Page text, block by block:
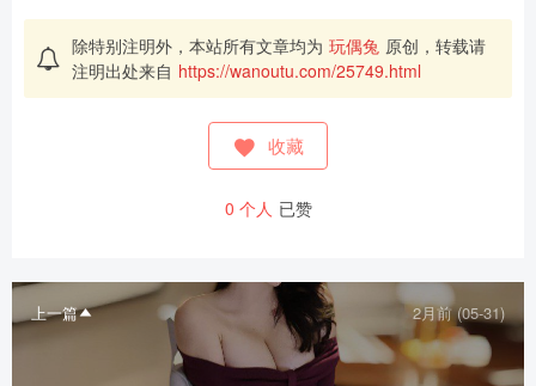
除特别注明外，本站所有文章均为 玩偶兔 原创，转载请
注明出处来自 https://wanoutu.com/25749.html
收藏
0 个人 已赞
上一篇 2月前 (05-31)